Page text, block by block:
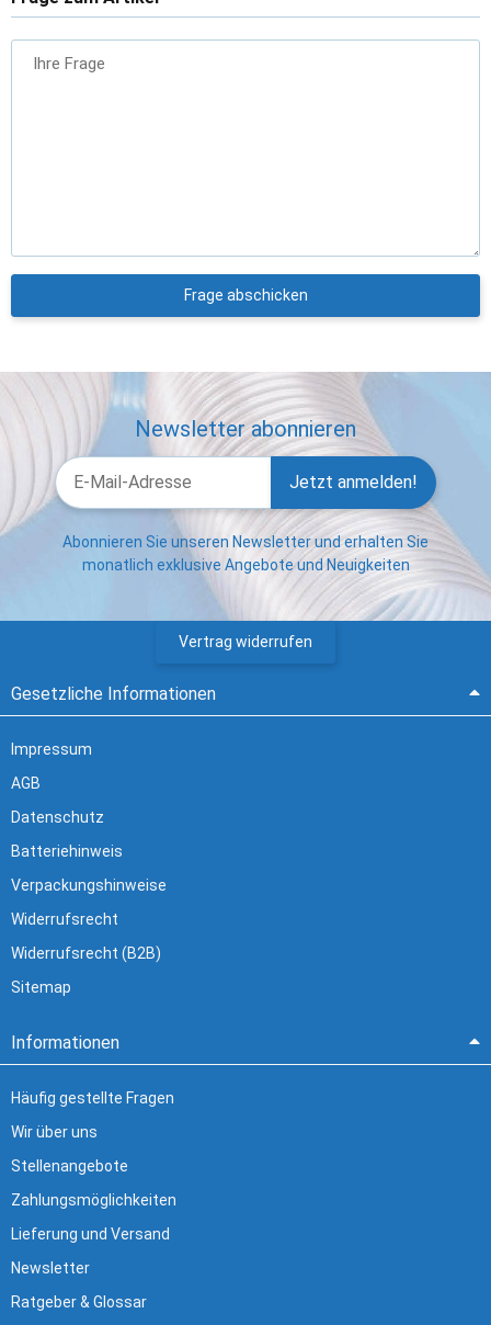
Ihre Frage
Frage abschicken
Newsletter abonnieren
Jetzt anmelden!
Abonnieren Sie unseren Newsletter und erhalten Sie
monatlich exklusive Angebote und Neuigkeiten
Vertrag widerrufen
Gesetzliche Informationen
Impressum
AGB
Datenschutz
Batteriehinweis
Verpackungshinweise
Widerrufsrecht
Widerrufsrecht (B2B)
Sitemap
Informationen
Häufig gestellte Fragen
Wir über uns
Stellenangebote
Zahlungsmöglichkeiten
Lieferung und Versand
Newsletter
Ratgeber & Glossar